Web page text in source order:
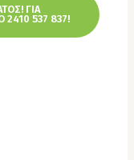
ΓΙΑ
537 837!